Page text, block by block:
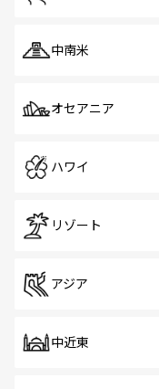
中南米
オセアニア
ハワイ
リゾート
アジア
中近東